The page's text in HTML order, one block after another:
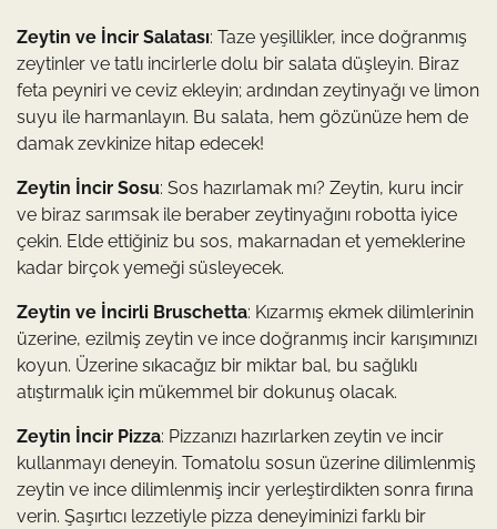
Zeytin ve İncir Salatası: Taze yeşillikler, ince doğranmış
zeytinler ve tatlı incirlerle dolu bir salata düşleyin. Biraz
feta peyniri ve ceviz ekleyin; ardından zeytinyağı ve limon
suyu ile harmanlayın. Bu salata, hem gözünüze hem de
damak zevkinize hitap edecek!
Zeytin İncir Sosu: Sos hazırlamak mı? Zeytin, kuru incir
ve biraz sarımsak ile beraber zeytinyağını robotta iyice
çekin. Elde ettiğiniz bu sos, makarnadan et yemeklerine
kadar birçok yemeği süsleyecek.
Zeytin ve İncirli Bruschetta: Kızarmış ekmek dilimlerinin
üzerine, ezilmiş zeytin ve ince doğranmış incir karışımınızı
koyun. Üzerine sıkacağız bir miktar bal, bu sağlıklı
atıştırmalık için mükemmel bir dokunuş olacak.
Zeytin İncir Pizza: Pizzanızı hazırlarken zeytin ve incir
kullanmayı deneyin. Tomatolu sosun üzerine dilimlenmiş
zeytin ve ince dilimlenmiş incir yerleştirdikten sonra fırına
verin. Şaşırtıcı lezzetiyle pizza deneyiminizi farklı bir